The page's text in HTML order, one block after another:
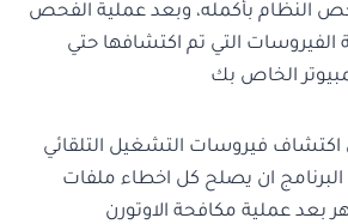
النظام بأكمله، وبعد عملية الفحص
التي تم اكتشافها حتي
الخاص بك
اكتشاف فيروسات التشغيل التلقائي
ان يصلح كل اخطاء ملفات
بعد عملية مكافحة الاوتورن